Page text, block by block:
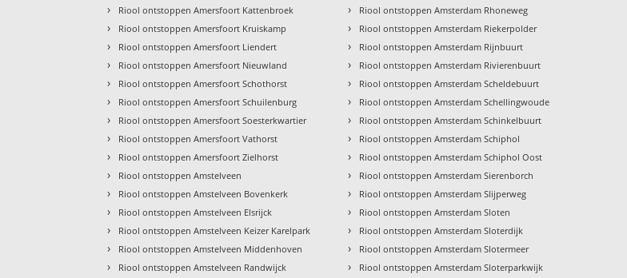
› Riool ontstoppen Amersfoort Kattenbroek
› Riool ontstoppen Amersfoort Kruiskamp
› Riool ontstoppen Amersfoort Liendert
› Riool ontstoppen Amersfoort Nieuwland
› Riool ontstoppen Amersfoort Schothorst
› Riool ontstoppen Amersfoort Schuilenburg
› Riool ontstoppen Amersfoort Soesterkwartier
› Riool ontstoppen Amersfoort Vathorst
› Riool ontstoppen Amersfoort Zielhorst
› Riool ontstoppen Amstelveen
› Riool ontstoppen Amstelveen Bovenkerk
› Riool ontstoppen Amstelveen Elsrijck
› Riool ontstoppen Amstelveen Keizer Karelpark
› Riool ontstoppen Amstelveen Middenhoven
› Riool ontstoppen Amstelveen Randwijck
› Riool ontstoppen Amsterdam Rhoneweg
› Riool ontstoppen Amsterdam Riekerpolder
› Riool ontstoppen Amsterdam Rijnbuurt
› Riool ontstoppen Amsterdam Rivierenbuurt
› Riool ontstoppen Amsterdam Scheldebuurt
› Riool ontstoppen Amsterdam Schellingwoude
› Riool ontstoppen Amsterdam Schinkelbuurt
› Riool ontstoppen Amsterdam Schiphol
› Riool ontstoppen Amsterdam Schiphol Oost
› Riool ontstoppen Amsterdam Sierenborch
› Riool ontstoppen Amsterdam Slijperweg
› Riool ontstoppen Amsterdam Sloten
› Riool ontstoppen Amsterdam Sloterdijk
› Riool ontstoppen Amsterdam Slotermeer
› Riool ontstoppen Amsterdam Sloterparkwijk